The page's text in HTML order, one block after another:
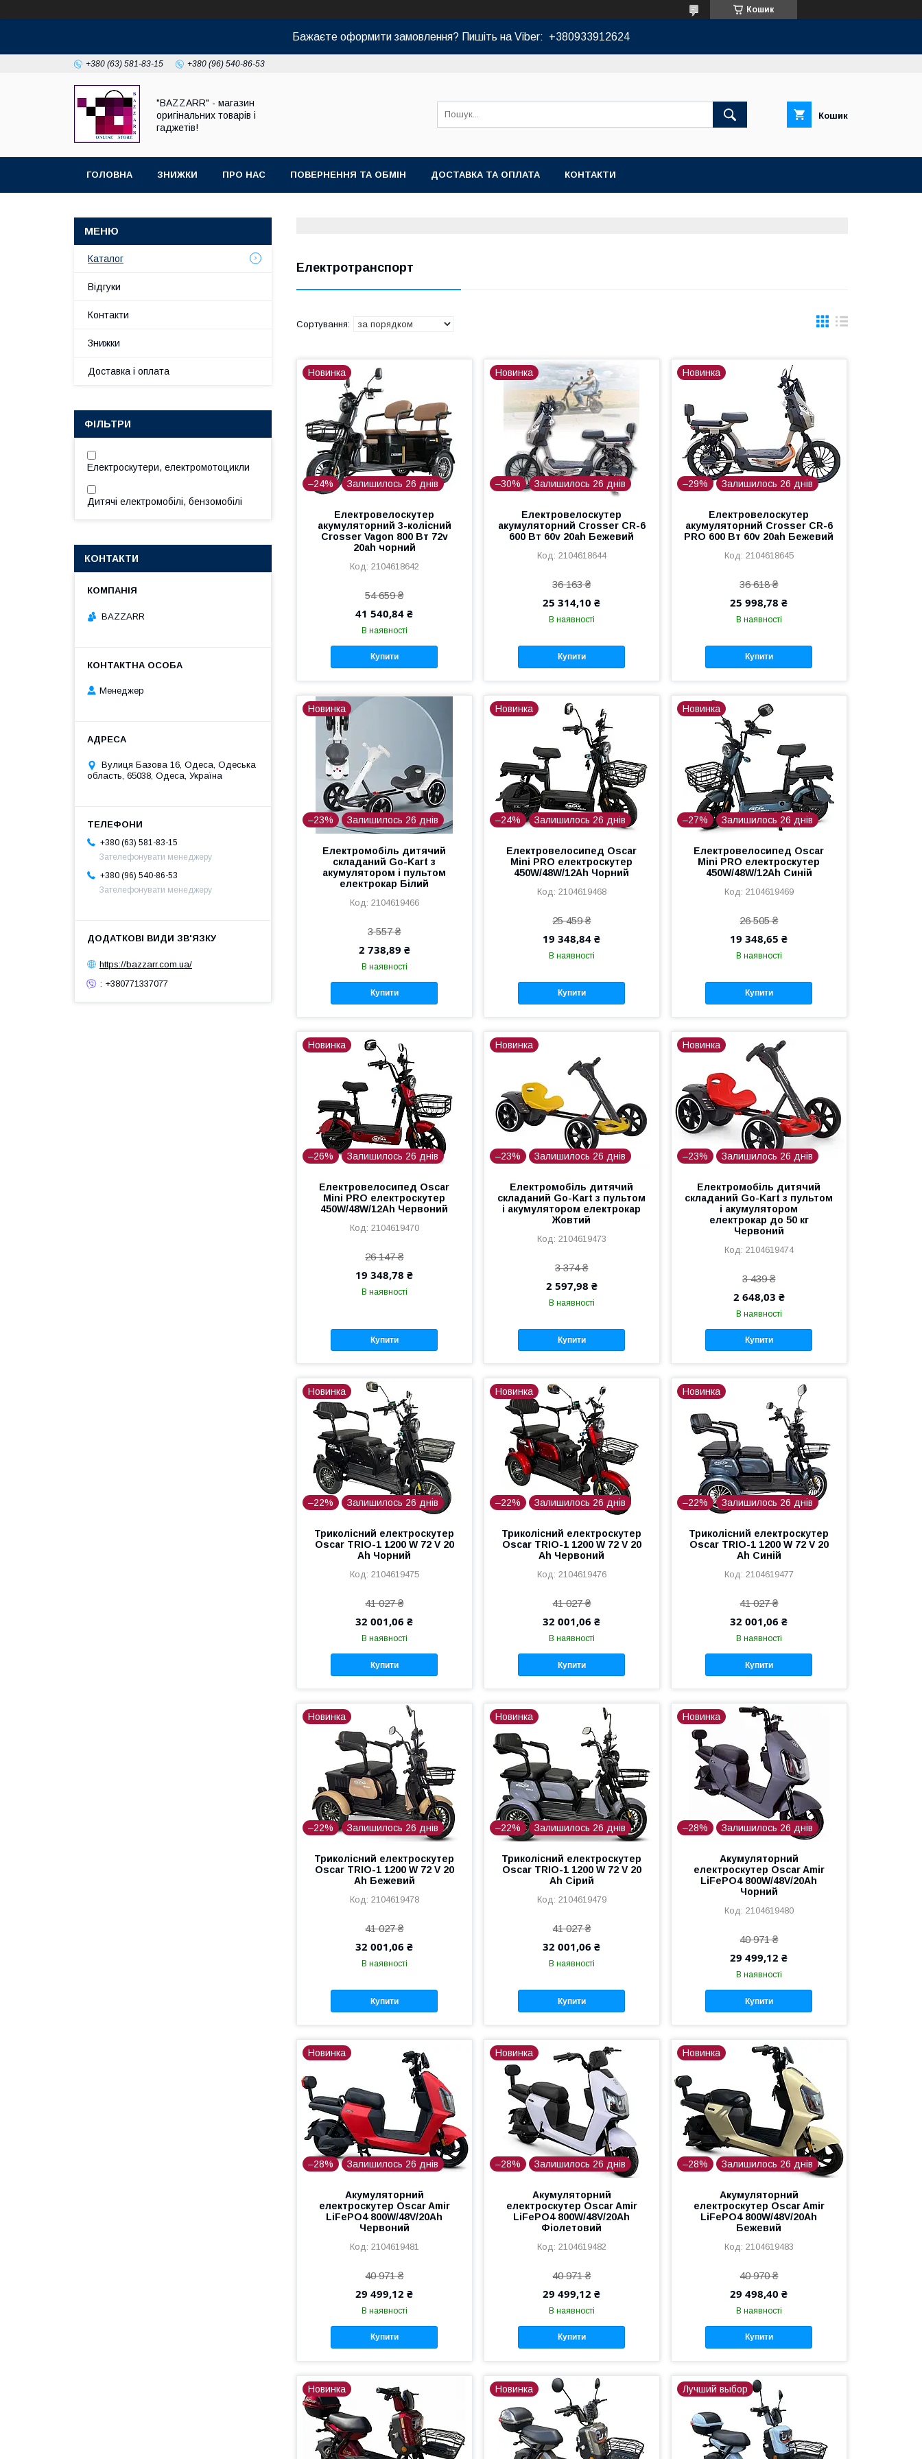
Кошик
Бажаєте оформити замовлення? Пишіть на Viber: +380933912624
+380 (63) 581-83-15 +380 (96) 540-86-53
"BAZZARR" - магазин
оригінальних товарів і
гаджетів!
Кошик
ГОЛОВНА ЗНИЖКИ ПРО НАС ПОВЕРНЕННЯ ТА ОБМІН ДОСТАВКА ТА ОПЛАТА КОНТАКТИ
Електротранспорт
Новинка
–24% Залишилось 26 днів
Електровелоскутер
акумуляторний 3-колісний
Crosser Vagon 800 Вт 72v
20ah чорний
2104618642
54 659 ₴
41 540,84 ₴
В наявності
Купити
Новинка
–30% Залишилось 26 днів
Електровелоскутер
акумуляторний Crosser CR-6
600 Вт 60v 20ah Бежевий
2104618644
36 163 ₴
25 314,10 ₴
В наявності
Купити
Новинка
–29% Залишилось 26 днів
Електровелоскутер
акумуляторний Crosser CR-6
PRO 600 Вт 60v 20ah Бежевий
2104618645
36 618 ₴
25 998,78 ₴
В наявності
Купити
Новинка
–23% Залишилось 26 днів
Електромобіль дитячий
складаний Go-Kart з
акумулятором і пультом
електрокар Білий
2104619466
3 557 ₴
2 738,89 ₴
В наявності
Купити
Новинка
–24% Залишилось 26 днів
Електровелосипед Oscar
Mini PRO електроскутер
450W/48W/12Ah Чорний
2104619468
25 459 ₴
19 348,84 ₴
В наявності
Купити
Новинка
–27% Залишилось 26 днів
Електровелосипед Oscar
Mini PRO електроскутер
450W/48W/12Ah Синій
2104619469
26 505 ₴
19 348,65 ₴
В наявності
Купити
Новинка
–26% Залишилось 26 днів
Електровелосипед Oscar
Mini PRO електроскутер
450W/48W/12Ah Червоний
2104619470
26 147 ₴
19 348,78 ₴
В наявності
Купити
Новинка
–23% Залишилось 26 днів
Електромобіль дитячий
складаний Go-Kart з пультом
і акумулятором електрокар
Жовтий
2104619473
3 374 ₴
2 597,98 ₴
В наявності
Купити
Новинка
–23% Залишилось 26 днів
Електромобіль дитячий
складаний Go-Kart з пультом
і акумулятором
електрокар до 50 кг
Червоний
2104619474
3 439 ₴
2 648,03 ₴
В наявності
Купити
Новинка
–22% Залишилось 26 днів
Триколісний електроскутер
Oscar TRIO-1 1200 W 72 V 20
Ah Чорний
2104619475
41 027 ₴
32 001,06 ₴
В наявності
Купити
Новинка
–22% Залишилось 26 днів
Триколісний електроскутер
Oscar TRIO-1 1200 W 72 V 20
Ah Червоний
2104619476
41 027 ₴
32 001,06 ₴
В наявності
Купити
Новинка
–22% Залишилось 26 днів
Триколісний електроскутер
Oscar TRIO-1 1200 W 72 V 20
Ah Синій
2104619477
41 027 ₴
32 001,06 ₴
В наявності
Купити
Новинка
–22% Залишилось 26 днів
Триколісний електроскутер
Oscar TRIO-1 1200 W 72 V 20
Ah Бежевий
2104619478
41 027 ₴
32 001,06 ₴
В наявності
Купити
Новинка
–22% Залишилось 26 днів
Триколісний електроскутер
Oscar TRIO-1 1200 W 72 V 20
Ah Сірий
2104619479
41 027 ₴
32 001,06 ₴
В наявності
Купити
Новинка
–28% Залишилось 26 днів
Акумуляторний
електроскутер Oscar Amir
LiFePO4 800W/48V/20Ah
Чорний
2104619480
40 971 ₴
29 499,12 ₴
В наявності
Купити
Новинка
–28% Залишилось 26 днів
Акумуляторний
електроскутер Oscar Amir
LiFePO4 800W/48V/20Ah
Червоний
2104619481
40 971 ₴
29 499,12 ₴
В наявності
Купити
Новинка
–28% Залишилось 26 днів
Акумуляторний
електроскутер Oscar Amir
LiFePO4 800W/48V/20Ah
Фіолетовий
2104619482
40 971 ₴
29 499,12 ₴
В наявності
Купити
Новинка
–28% Залишилось 26 днів
Акумуляторний
електроскутер Oscar Amir
LiFePO4 800W/48V/20Ah
Бежевий
2104619483
40 970 ₴
29 498,40 ₴
В наявності
Купити
Новинка Новинка Лучший выбор
Каталог
Відгуки
Контакти
Знижки
Доставка і оплата
ФІЛЬТРИ
Електроскутери, електромотоцикли
Дитячі електромобілі, бензомобілі
КОНТАКТИ
BAZZARR
Менеджер
Вулиця Базова 16, Одеса, Одеська
область, 65038, Одеса, Україна
+380 (63) 581-83-15
Зателефонувати менеджеру
+380 (96) 540-86-53
Зателефонувати менеджеру
https://bazzarr.com.ua/
: +380771337077